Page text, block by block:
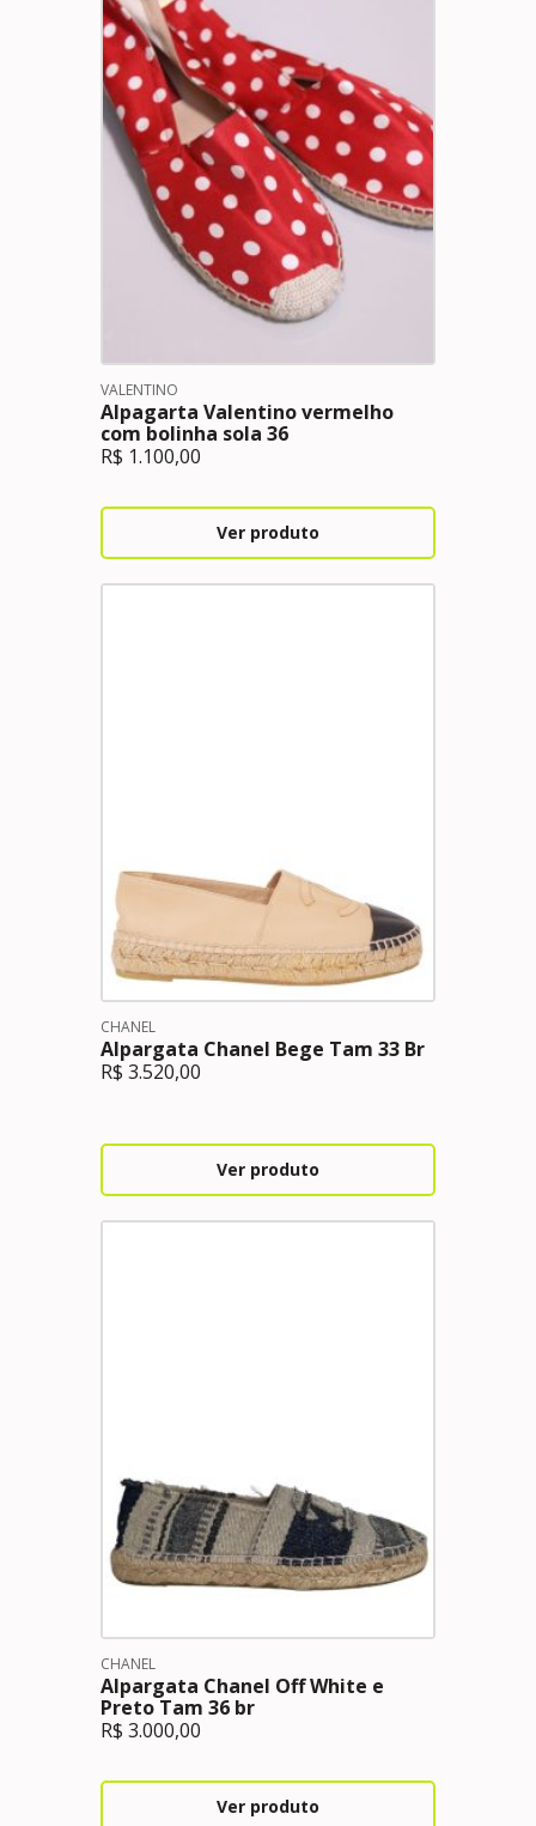
VALENTINO
Alpagarta Valentino vermelho
com bolinha sola 36
R$ 1.100,00
Ver produto
CHANEL
Alpargata Chanel Bege Tam 33 Br
R$ 3.520,00
Ver produto
CHANEL
Alpargata Chanel Off White e
Preto Tam 36 br
R$ 3.000,00
Ver produto